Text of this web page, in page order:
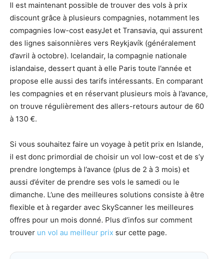
Il est maintenant possible de trouver des vols à prix
discount grâce à plusieurs compagnies, notamment les
compagnies low-cost easyJet et Transavia, qui assurent
des lignes saisonnières vers Reykjavík (généralement
d’avril à octobre). Icelandair, la compagnie nationale
islandaise, dessert quant à elle Paris toute l’année et
propose elle aussi des tarifs intéressants. En comparant
les compagnies et en réservant plusieurs mois à l’avance,
on trouve régulièrement des allers-retours autour de 60
à 130 €.
Si vous souhaitez faire un voyage à petit prix en Islande,
il est donc primordial de choisir un vol low-cost et de s’y
prendre longtemps à l’avance (plus de 2 à 3 mois) et
aussi d’éviter de prendre ses vols le samedi ou le
dimanche. L’une des meilleures solutions consiste à être
flexible et à regarder avec SkyScanner les meilleures
offres pour un mois donné. Plus d’infos sur comment
trouver un vol au meilleur prix sur cette page.